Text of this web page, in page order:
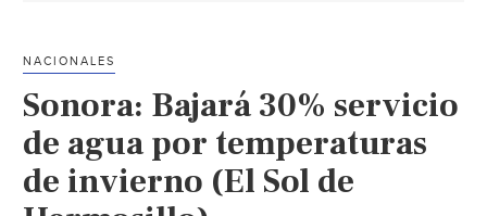
provoca
baches
(El
Sol
de
Hermosillo)
NACIONALES
Sonora: Bajará 30% servicio
de agua por temperaturas
de invierno (El Sol de